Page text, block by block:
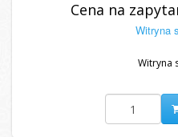
Cena na
Witryna
Witryna